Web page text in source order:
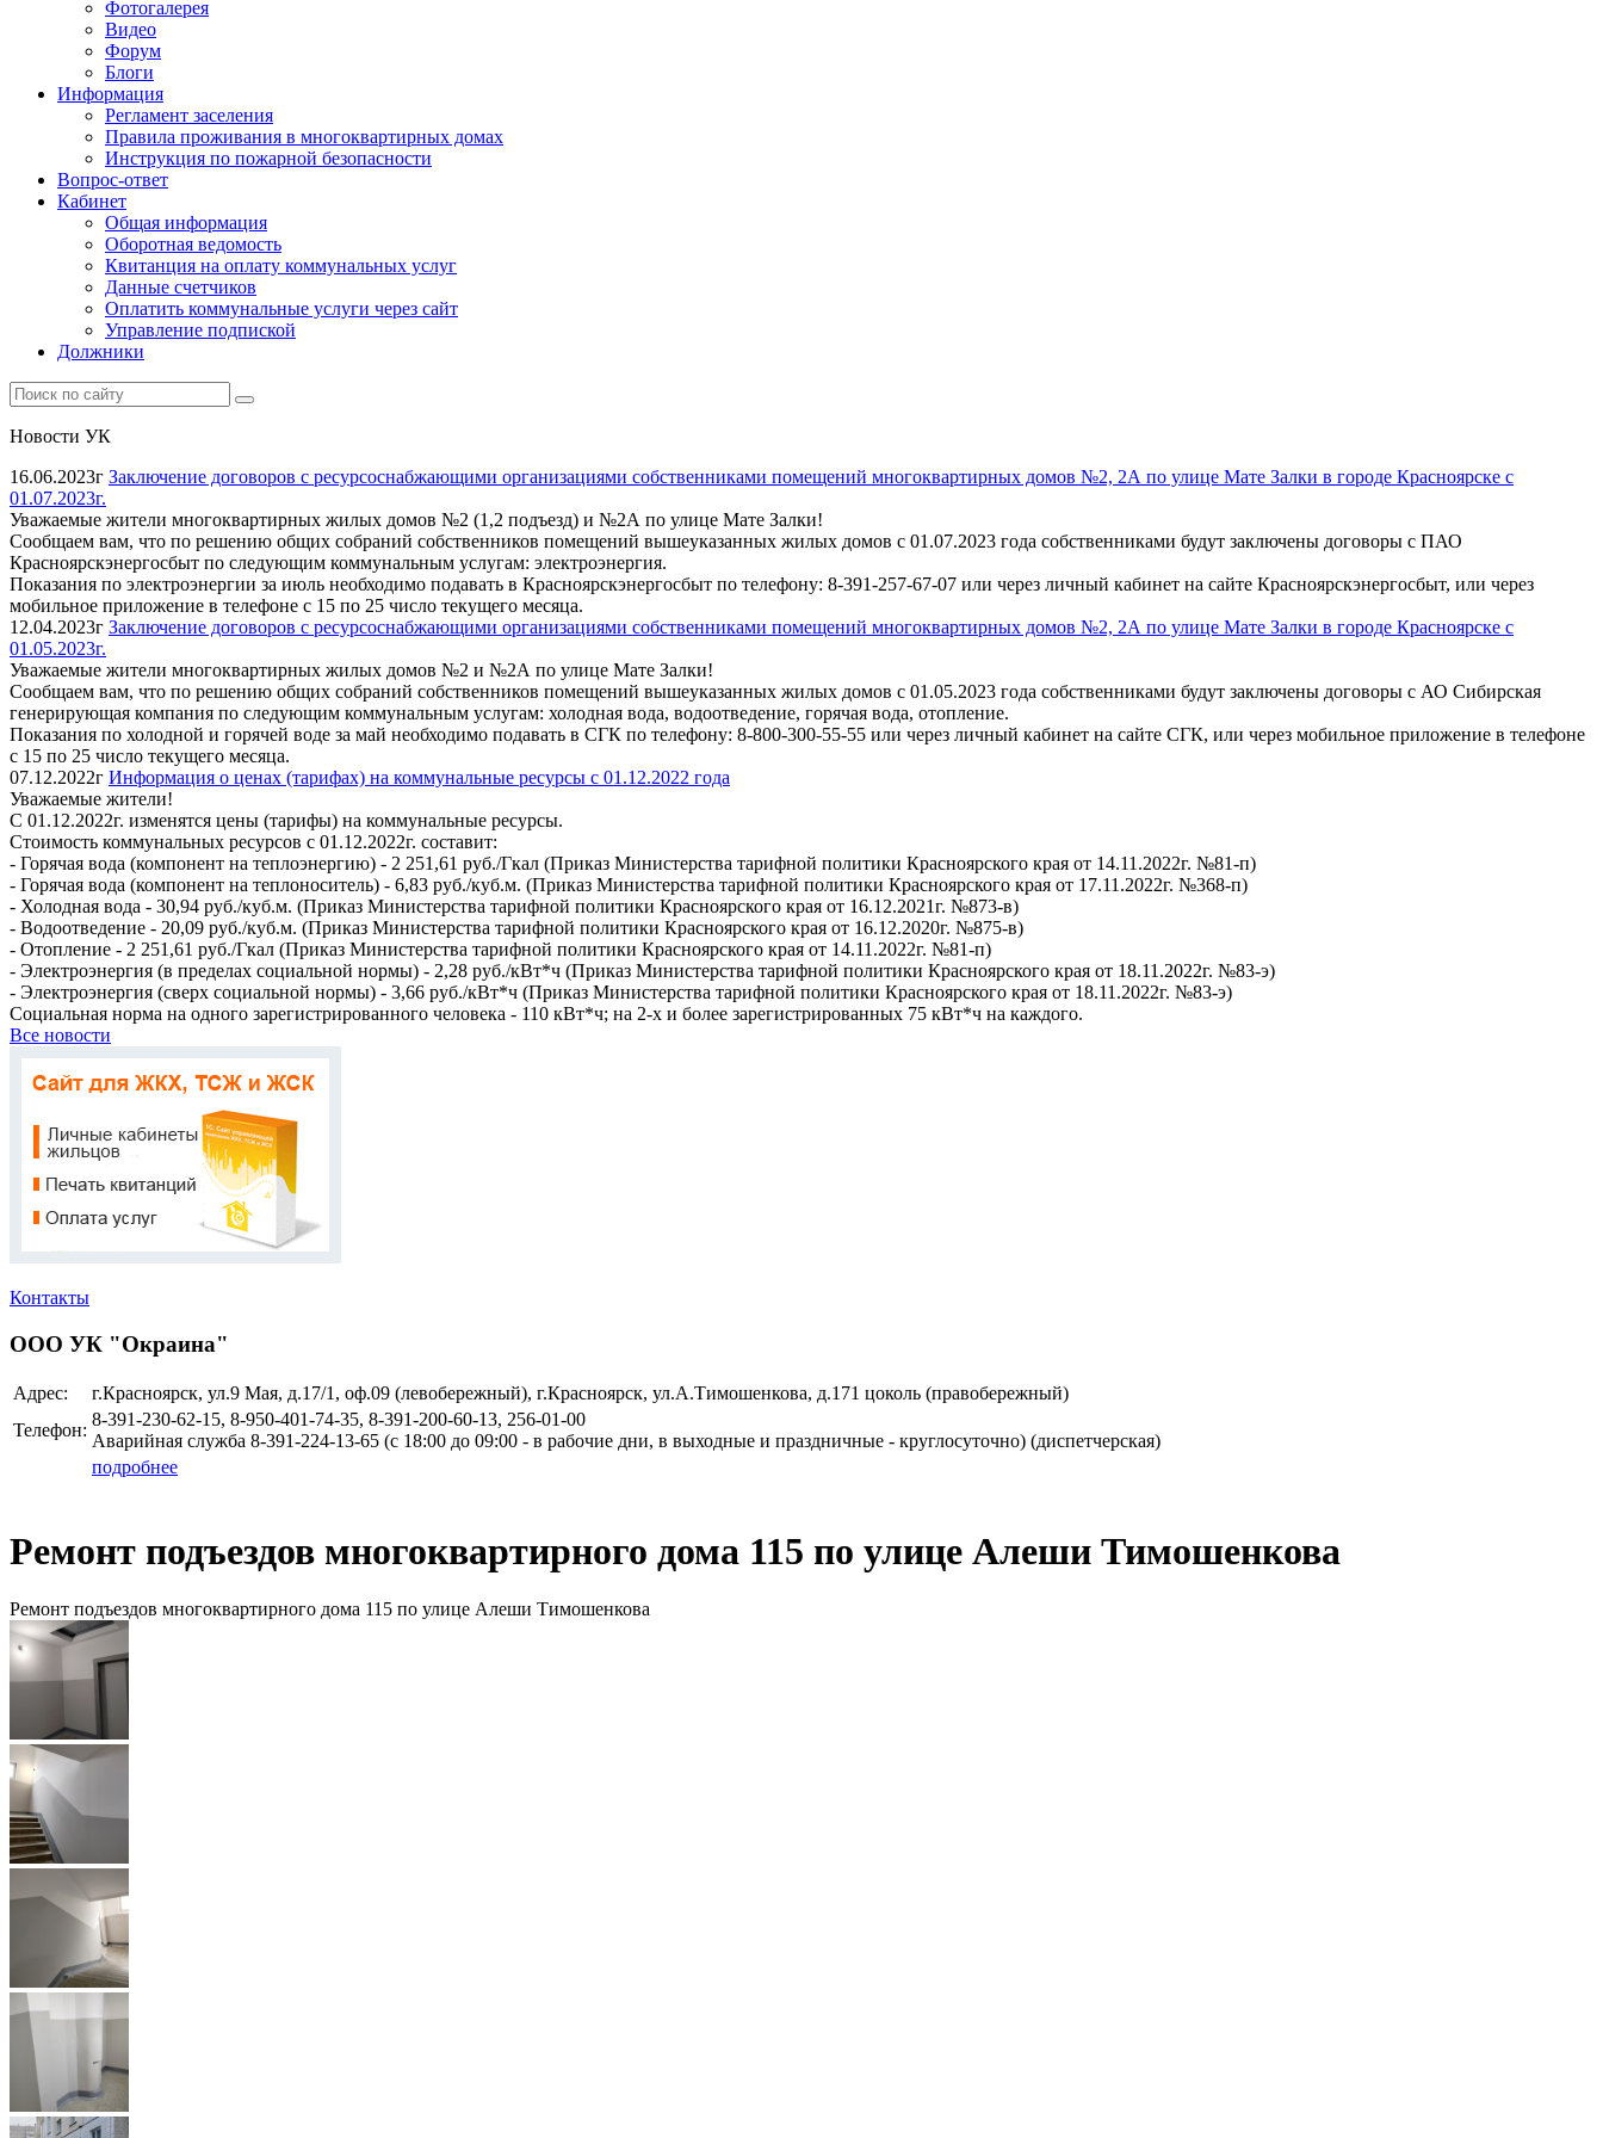
Фотогалерея
Видео
Форум
Блоги
Информация
Регламент заселения
Правила проживания в многоквартирных домах
Инструкция по пожарной безопасности
Вопрос-ответ
Кабинет
Общая информация
Оборотная ведомость
Квитанция на оплату коммунальных услуг
Данные счетчиков
Оплатить коммунальные услуги через сайт
Управление подпиской
Должники
Новости УК
16.06.2023г Заключение договоров с ресурсоснабжающими организациями собственниками помещений многоквартирных домов №2, 2А по улице Мате Залки в городе Красноярске с
01.07.2023г.
Уважаемые жители многоквартирных жилых домов №2 (1,2 подъезд) и №2А по улице Мате Залки!
Сообщаем вам, что по решению общих собраний собственников помещений вышеуказанных жилых домов с 01.07.2023 года собственниками будут заключены договоры с ПАО
Красноярскэнергосбыт по следующим коммунальным услугам: электроэнергия.
Показания по электроэнергии за июль необходимо подавать в Красноярскэнергосбыт по телефону: 8-391-257-67-07 или через личный кабинет на сайте Красноярскэнергосбыт, или через
мобильное приложение в телефоне с 15 по 25 число текущего месяца.
12.04.2023г Заключение договоров с ресурсоснабжающими организациями собственниками помещений многоквартирных домов №2, 2А по улице Мате Залки в городе Красноярске с
01.05.2023г.
Уважаемые жители многоквартирных жилых домов №2 и №2А по улице Мате Залки!
Сообщаем вам, что по решению общих собраний собственников помещений вышеуказанных жилых домов с 01.05.2023 года собственниками будут заключены договоры с АО Сибирская
генерирующая компания по следующим коммунальным услугам: холодная вода, водоотведение, горячая вода, отопление.
Показания по холодной и горячей воде за май необходимо подавать в СГК по телефону: 8-800-300-55-55 или через личный кабинет на сайте СГК, или через мобильное приложение в телефоне
с 15 по 25 число текущего месяца.
07.12.2022г Информация о ценах (тарифах) на коммунальные ресурсы с 01.12.2022 года
Уважаемые жители!
С 01.12.2022г. изменятся цены (тарифы) на коммунальные ресурсы.
Стоимость коммунальных ресурсов с 01.12.2022г. составит:
- Горячая вода (компонент на теплоэнергию) - 2 251,61 руб./Гкал (Приказ Министерства тарифной политики Красноярского края от 14.11.2022г. №81-п)
- Горячая вода (компонент на теплоноситель) - 6,83 руб./куб.м. (Приказ Министерства тарифной политики Красноярского края от 17.11.2022г. №368-п)
- Холодная вода - 30,94 руб./куб.м. (Приказ Министерства тарифной политики Красноярского края от 16.12.2021г. №873-в)
- Водоотведение - 20,09 руб./куб.м. (Приказ Министерства тарифной политики Красноярского края от 16.12.2020г. №875-в)
- Отопление - 2 251,61 руб./Гкал (Приказ Министерства тарифной политики Красноярского края от 14.11.2022г. №81-п)
- Электроэнергия (в пределах социальной нормы) - 2,28 руб./кВт*ч (Приказ Министерства тарифной политики Красноярского края от 18.11.2022г. №83-э)
- Электроэнергия (сверх социальной нормы) - 3,66 руб./кВт*ч (Приказ Министерства тарифной политики Красноярского края от 18.11.2022г. №83-э)
Социальная норма на одного зарегистрированного человека - 110 кВт*ч; на 2-х и более зарегистрированных 75 кВт*ч на каждого.
Все новости
Контакты
ООО УК "Окраина"
Адрес:
г.Красноярск, ул.9 Мая, д.17/1, оф.09 (левобережный), г.Красноярск, ул.А.Тимошенкова, д.171 цоколь (правобережный)
Телефон:
8-391-230-62-15, 8-950-401-74-35, 8-391-200-60-13, 256-01-00
Аварийная служба 8-391-224-13-65 (с 18:00 до 09:00 - в рабочие дни, в выходные и праздничные - круглосуточно) (диспетчерская)
подробнее
Ремонт подъездов многоквартирного дома 115 по улице Алеши Тимошенкова
Ремонт подъездов многоквартирного дома 115 по улице Алеши Тимошенкова